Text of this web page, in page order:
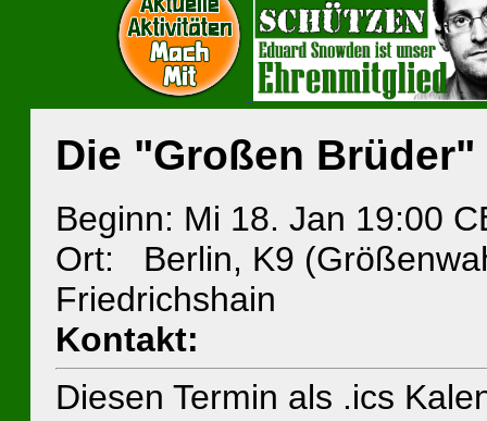
Die "Großen Brüder"
Beginn: Mi 18. Jan 19:00
Ort: Berlin, K9
Friedrichshain
Kontakt:
Diesen Termin als .ics